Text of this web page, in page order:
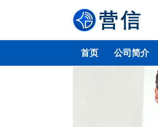
首页 公司简介